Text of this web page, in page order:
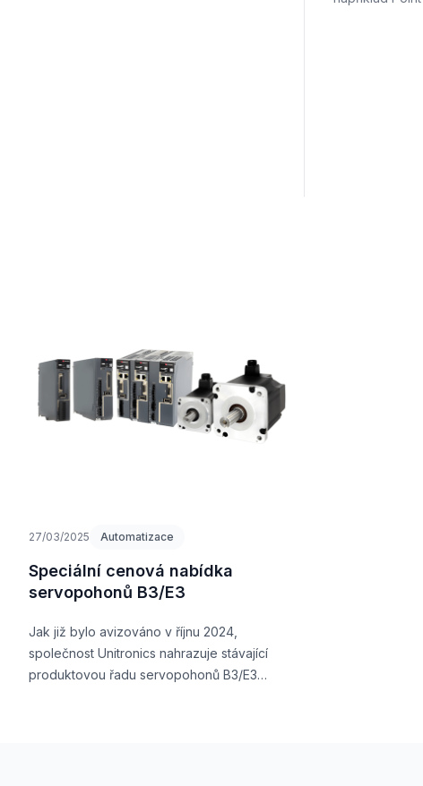
27/03/2025 Automatizace
Speciální cenová nabídka
servopohonů B3/E3
Jak již bylo avizováno v říjnu 2024,
společnost Unitronics nahrazuje stávající
produktovou řadu servopohonů B3/E3